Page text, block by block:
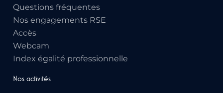
Questions fréquentes
Nos engagements RSE
Accès
Webcam
Index égalité professionnelle
Nos activités